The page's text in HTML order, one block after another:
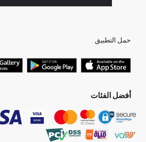
حمل التطبيق
أفضل الفئات
جميع متاجرنا
هدايا عيد الحب
البلوفر النسائية
بلوفر رجالي
برفانات حريمى
جينز رجالي